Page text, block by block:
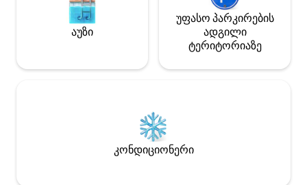
აუზი
უფასო პარკირების
ადგილი
ტერიტორიაზე
კონდიციონერი